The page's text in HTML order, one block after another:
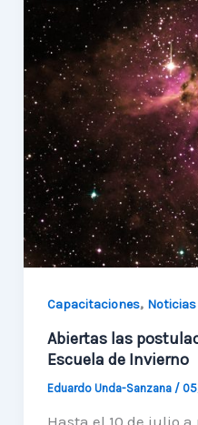
Capacitaciones, Noticias
Abiertas las
Escuela de Invierno
Eduardo Unda-Sanzana /
Hasta el 10 de julio